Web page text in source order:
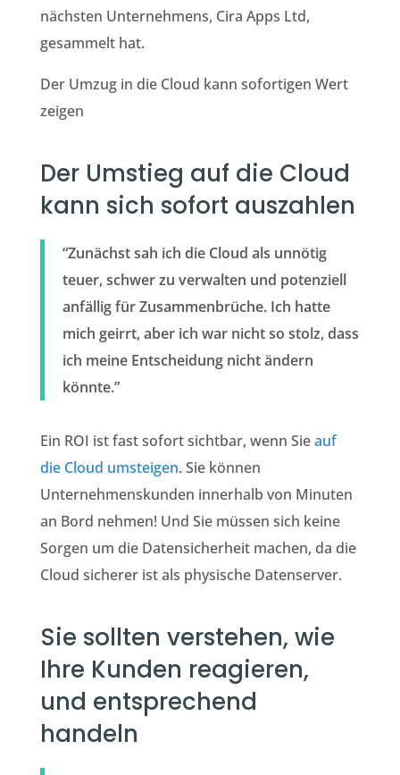
nächsten Unternehmens, Cira Apps Ltd,
gesammelt hat.
Der Umzug in die Cloud kann sofortigen Wert
zeigen
Der Umstieg auf die Cloud
kann sich sofort auszahlen
“Zunächst sah ich die Cloud als unnötig
teuer, schwer zu verwalten und potenziell
anfällig für Zusammenbrüche. Ich hatte
mich geirrt, aber ich war nicht so stolz, dass
ich meine Entscheidung nicht ändern
könnte.”
Ein ROI ist fast sofort sichtbar, wenn Sieauf
die Cloud umsteigen. Sie können
Unternehmenskunden innerhalb von Minuten
an Bord nehmen! Und Sie müssen sich keine
Sorgen um die Datensicherheit machen, da die
Cloud sicherer ist als physische Datenserver.
Sie sollten verstehen, wie
Ihre Kunden reagieren,
und entsprechend
handeln